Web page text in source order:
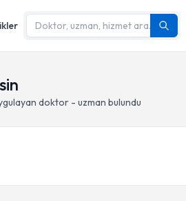
doktor - uzman bulundu